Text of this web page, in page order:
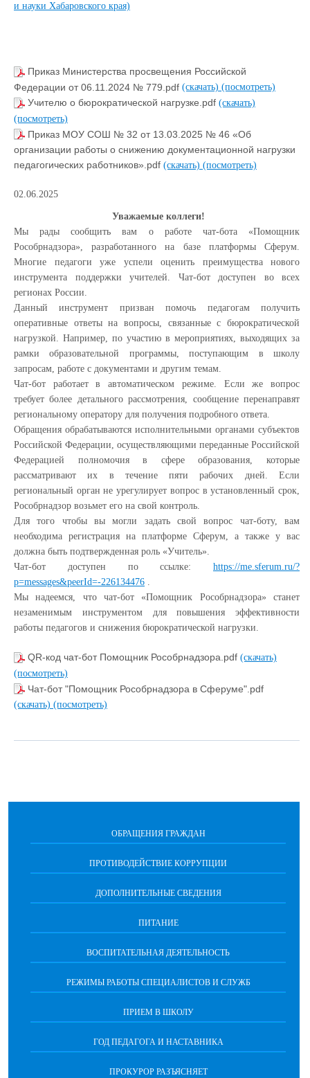
и науки Хабаровского края)
Приказ Министерства просвещения Российской
Федерации от 06.11.2024 № 779.pdf (скачать) (посмотреть)
Учителю о бюрократической нагрузке.pdf (скачать)
(посмотреть)
Приказ МОУ СОШ № 32 от 13.03.2025 № 46 «Об
организации работы о снижению документационной нагрузки
педагогических работников».pdf (скачать) (посмотреть)
02.06.2025
Уважаемые коллеги!
Мы рады сообщить вам о работе чат-бота «Помощник
Рособрнадзора», разработанного на базе платформы Сферум.
Многие педагоги уже успели оценить преимущества нового
инструмента поддержки учителей. Чат-бот доступен во всех
регионах России.
Данный инструмент призван помочь педагогам получить
оперативные ответы на вопросы, связанные с бюрократической
нагрузкой. Например, по участию в мероприятиях, выходящих за
рамки образовательной программы, поступающим в школу
запросам, работе с документами и другим темам.
Чат-бот работает в автоматическом режиме. Если же вопрос
требует более детального рассмотрения, сообщение перенаправят
региональному оператору для получения подробного ответа.
Обращения обрабатываются исполнительными органами субъектов
Российской Федерации, осуществляющими переданные Российской
Федерацией полномочия в сфере образования, которые
рассматривают их в течение пяти рабочих дней. Если
региональный орган не урегулирует вопрос в установленный срок,
Рособрнадзор возьмет его на свой контроль.
Для того чтобы вы могли задать свой вопрос чат-боту, вам
необходима регистрация на платформе Сферум, а также у вас
должна быть подтвержденная роль «Учитель».
Чат-бот доступен по ссылке: https://me.sferum.ru/?
p=messages&peerId=-226134476
Мы надеемся, что чат-бот «Помощник Рособрнадзора» станет
незаменимым инструментом для повышения эффективности
работы педагогов и снижения бюрократической нагрузки.
QR-код чат-бот Помощник Рособрнадзора.pdf (скачать)
(посмотреть)
Чат-бот "Помощник Рособрнадзора в Сферуме".pdf
(скачать) (посмотреть)
ОБРАЩЕНИЯ ГРАЖДАН
ПРОТИВОДЕЙСТВИЕ КОРРУПЦИИ
ДОПОЛНИТЕЛЬНЫЕ СВЕДЕНИЯ
ПИТАНИЕ
ВОСПИТАТЕЛЬНАЯ ДЕЯТЕЛЬНОСТЬ
РЕЖИМЫ РАБОТЫ СПЕЦИАЛИСТОВ И СЛУЖБ
ПРИЕМ В ШКОЛУ
ГОД ПЕДАГОГА И НАСТАВНИКА
ПРОКУРОР РАЗЪЯСНЯЕТ